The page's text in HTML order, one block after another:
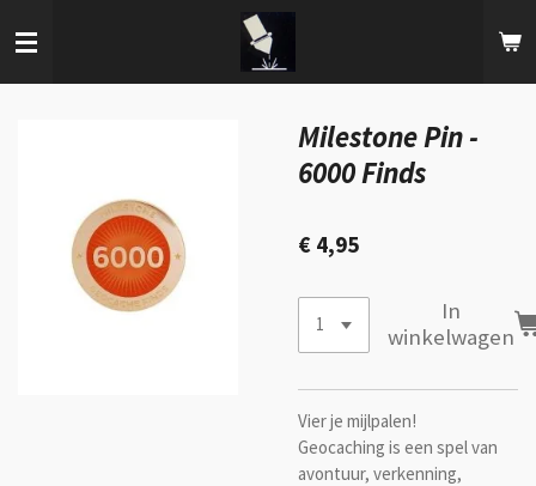
direct
Milestone Pin -
6000 Finds
€ 4,95
In
winkelwagen
Vier je mijlpalen!
Geocaching is een spel van
avontuur, verkenning,